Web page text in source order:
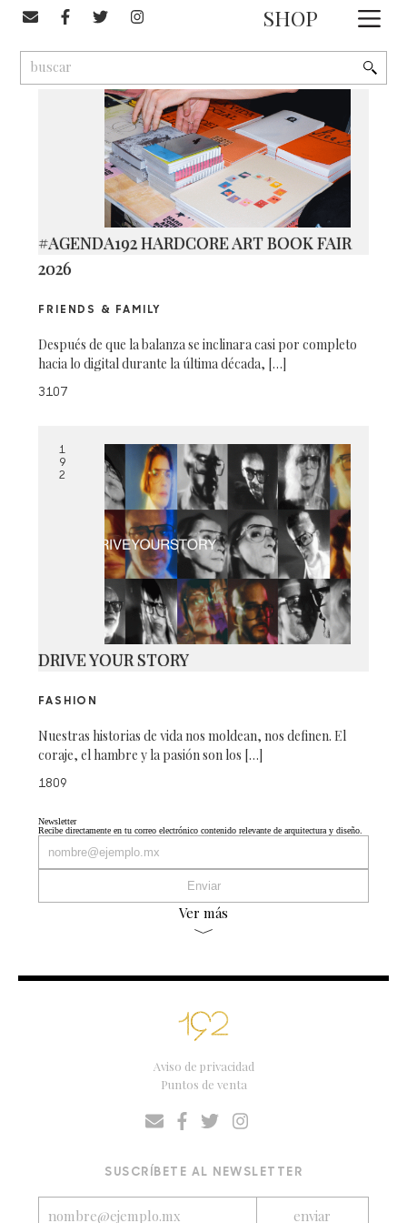
SHOP
#AGENDA192 HARDCORE ART BOOK FAIR
2026
FRIENDS & FAMILY
Después de que la balanza se inclinara casi por completo
hacia lo digital durante la última década, […]
3107
1
9
2
DRIVE YOUR STORY
FASHION
Nuestras historias de vida nos moldean, nos definen. El
coraje, el hambre y la pasión son los […]
1809
Newsletter
Recibe directamente en tu correo electrónico contenido relevante de arquitectura y diseño.
Ver más
Aviso de privacidad
Puntos de venta
SUSCRÍBETE AL NEWSLETTER